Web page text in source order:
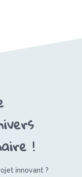
!
innovant ?